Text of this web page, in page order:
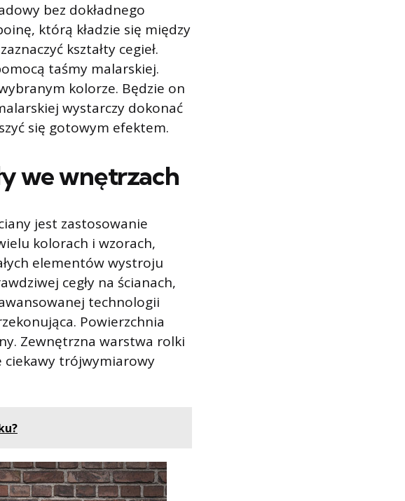
bez dokładnego
którą kładzie się między
kształty cegieł.
taśmy malarskiej.
kolorze. Będzie on
wystarczy dokonać
się gotowym efektem.
we wnętrzach
jest zastosowanie
kolorach i wzorach,
elementów wystroju
cegły na ścianach,
technologii
Powierzchnia
Zewnętrzna warstwa rolki
ciekawy trójwymiarowy